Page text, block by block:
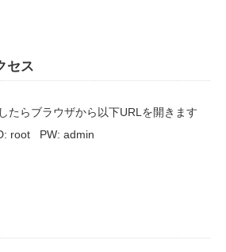
セス
たらブラウザから以下URLを開きます
root PW: admin